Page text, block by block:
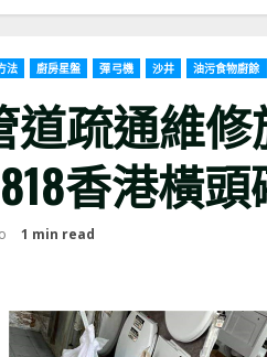
法 廚房星盤 彈弓機 沙井 油污食物廚餘
道疏通維
香港橫
1 min read